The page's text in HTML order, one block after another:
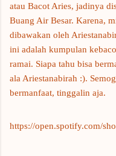
atau Bacot Aries, jadinya
Buang Air Besar. Karena,
dibawakan oleh
ini adalah kumpulan
ramai. Siapa tahu bisa
ala Ariestanabirah :).
bermanfaat, tinggalin aja.
https://open.spotify.com/